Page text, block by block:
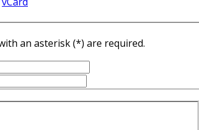
an asterisk (*) are required.